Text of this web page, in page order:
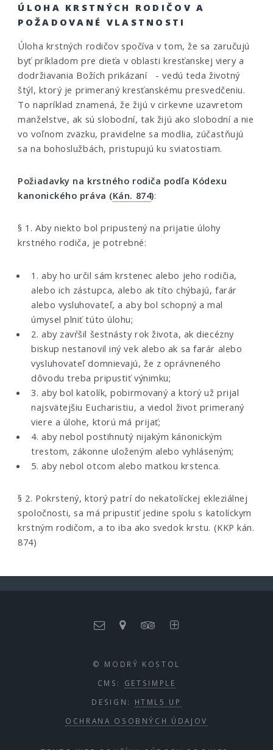
ÚLOHA KRSTNÝCH RODIČOV A
POŽADOVANÉ VLASTNOSTI
Úloha krstných rodičov spočíva v tom, že sa zaručujú
byť príkladom pre dieťa v oblasti kresťanskej viery a
dodržiavania Božích prikázaní - vedú teda životný
štýl, ktorý je primeraný kresťanskému presvedčeniu.
To napríklad znamená, že žijú v cirkevne uzavretom
manželstve, ak sú slobodní, tak žijú ako slobodní a nie
vo voľnom zväzku, pravidelne sa modlia, zúčastňujú
sa na bohoslužbách, pristupujú ku sviatostiam.
Požiadavky na krstného rodiča podľa Kódexu
kanonického práva (Kán. 874):
§ 1. Aby niekto bol pripustený na prijatie úlohy
krstného rodiča, je potrebné:
1. aby ho určil sám krstenec alebo jeho rodičia,
alebo ich zástupca, alebo ak títo chýbajú, farár
alebo vysluhovateľ, a aby bol schopný a mal
úmysel plniť túto úlohu;
2. aby zavŕšil šestnásty rok života, ak diecézny
biskup nestanovil iný vek alebo ak sa farár alebo
vysluhovateľ domnievajú, že z oprávneného
dôvodu treba pripustiť výnimku;
3. aby bol katolík, pobirmovaný a ktorý už prijal
najsvätejšiu Eucharistiu, a viedol život primeraný
viere a úlohe, ktorú má prijať;
4. aby nebol postihnutý nijakým kánonickým
trestom, zákonne uloženým alebo vyhláseným;
5. aby nebol otcom alebo matkou krstenca.
§ 2. Pokrstený, ktorý patrí do nekatolíckej ekleziálnej
spoločnosti, sa má pripustiť jedine spolu s katolíckym
krstným rodičom, a to iba ako svedok krstu. (KKP kán.
874)
© MODRÝ KOSTOL
CMS: GETSIMPLE
DESIGN: HTML5 UP
OCHRANA OSOBNÝCH ÚDAJOV